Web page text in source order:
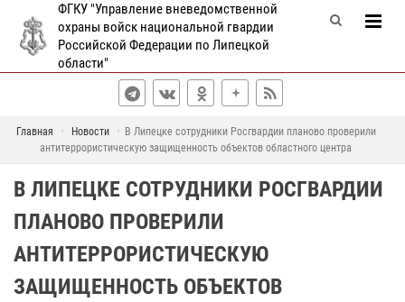
ФГКУ "Управление вневедомственной
охраны войск национальной гвардии
Российской Федерации по Липецкой
области"
Главная Новости
В Липецке сотрудники Росгвардии планово проверили
антитеррористическую защищенность объектов областного центра
В ЛИПЕЦКЕ СОТРУДНИКИ РОСГВАРДИИ
ПЛАНОВО ПРОВЕРИЛИ
АНТИТЕРРОРИСТИЧЕСКУЮ
ЗАЩИЩЕННОСТЬ ОБЪЕКТОВ